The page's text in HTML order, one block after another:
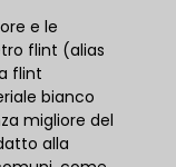
e le
flint (alias
flint
bianco
migliore del
alla